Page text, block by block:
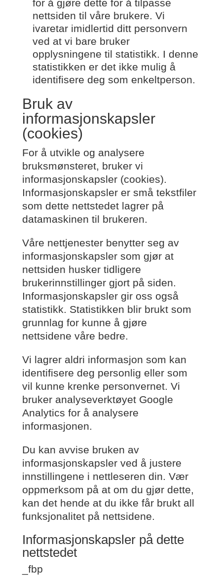
for å gjøre dette for å tilpasse
nettsiden til våre brukere. Vi
ivaretar imidlertid ditt personvern
ved at vi bare bruker
opplysningene til statistikk. I denne
statistikken er det ikke mulig å
identifisere deg som enkeltperson.
Bruk av
informasjonskapsler
(cookies)
For å utvikle og analysere
bruksmønsteret, bruker vi
informasjonskapsler (cookies).
Informasjonskapsler er små tekstfiler
som dette nettstedet lagrer på
datamaskinen til brukeren.
Våre nettjenester benytter seg av
informasjonskapsler som gjør at
nettsiden husker tidligere
brukerinnstillinger gjort på siden.
Informasjonskapsler gir oss også
statistikk. Statistikken blir brukt som
grunnlag for kunne å gjøre
nettsidene våre bedre.
Vi lagrer aldri informasjon som kan
identifisere deg personlig eller som
vil kunne krenke personvernet. Vi
bruker analyseverktøyet Google
Analytics for å analysere
informasjonen.
Du kan avvise bruken av
informasjonskapsler ved å justere
innstillingene i nettleseren din. Vær
oppmerksom på at om du gjør dette,
kan det hende at du ikke får brukt all
funksjonalitet på nettsidene.
Informasjonskapsler på dette
nettstedet
_fbp